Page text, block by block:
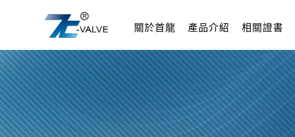
關於首龍 產品介紹 相關證書